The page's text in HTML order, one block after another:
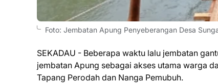
Foto: Jembatan Apung Penyeberangan Desa
SEKADAU - Beberapa waktu lalu jembatan
jembatan Apung sebagai akses utama warga
Tapang Perodah dan Nanga Pemubuh.